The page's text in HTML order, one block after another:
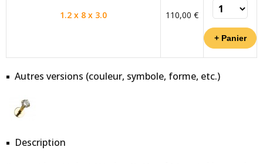
1.2 x 8 x 3.0 110,00 €
Autres versions (couleur, symbole, forme, etc.)
Description